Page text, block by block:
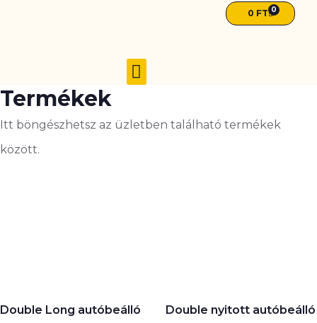
0 FT 0
Termékek
Itt böngészhetsz az üzletben található termékek
között.
Double Long autóbeálló Double nyitott autóbeálló